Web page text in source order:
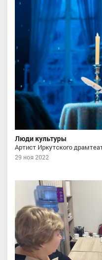
Люди культуры
Артист Иркутского
29 ноя 2022